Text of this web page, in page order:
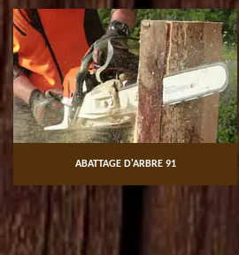
ABATTAGE D'ARBRE 91